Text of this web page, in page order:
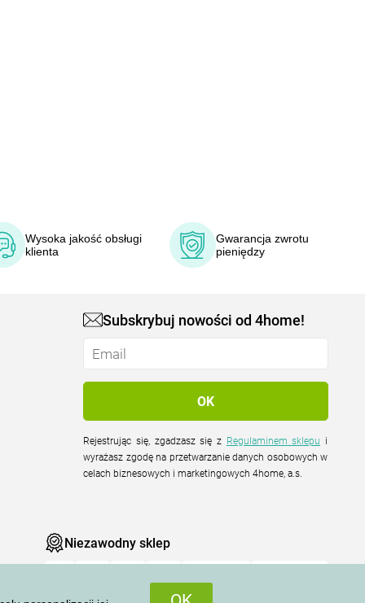
Wysoka jakość obsługi
klienta
Gwarancja zwrotu
pieniędzy
Subskrybuj nowości od 4home!
Rejestrując się, zgadzasz się z Regulaminem sklepu
wyrażasz zgodę na przetwarzanie danych osobowych w
celach biznesowych i marketingowych 4home, a.s.
Niezawodny sklep